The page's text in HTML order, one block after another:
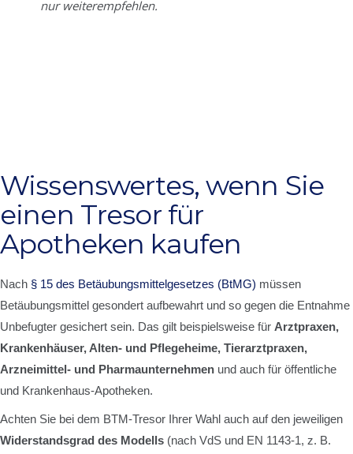
nur weiterempfehlen.
Wissenswertes, wenn Sie
einen Tresor für
Apotheken kaufen
Nach § 15 des Betäubungsmittelgesetzes (BtMG) müssen
Betäubungsmittel gesondert aufbewahrt und so gegen die Entnahme
Unbefugter gesichert sein. Das gilt beispielsweise für Arztpraxen,
Krankenhäuser, Alten- und Pflegeheime, Tierarztpraxen,
Arzneimittel- und Pharmaunternehmen und auch für öffentliche
und Krankenhaus-Apotheken.
Achten Sie bei dem BTM-Tresor Ihrer Wahl auch auf den jeweiligen
Widerstandsgrad des Modells (nach VdS und EN 1143-1, z. B.